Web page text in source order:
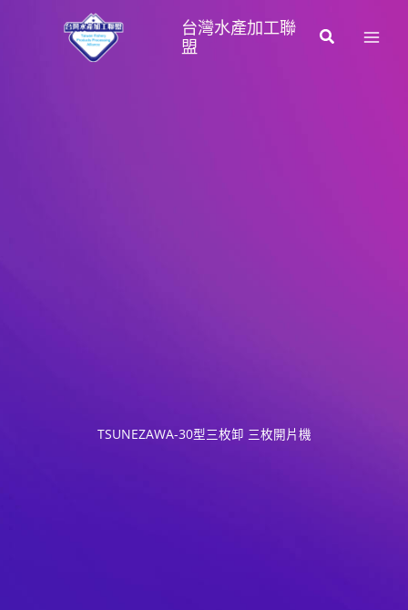
台灣水產加工聯
盟
搜
TSUNEZAWA-30型三枚卸 三枚開片機